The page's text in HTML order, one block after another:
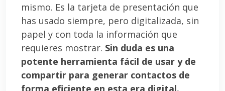
mismo. Es la tarjeta de presentación que
has usado siempre, pero digitalizada, sin
papel y con toda la información que
requieres mostrar. Sin duda es una
potente herramienta fácil de usar y de
compartir para generar contactos de
forma eficiente en esta era digital.